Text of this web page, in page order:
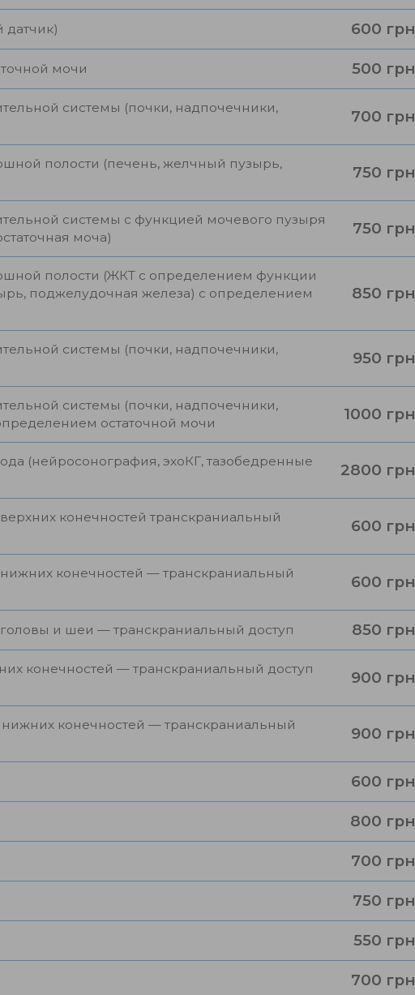
датчик) 600 грн
мочи 500 грн
системы (почки, надпочечники,
700 грн
полости (печень, желчный пузырь,
750 грн
системы с функцией мочевого пузыря
моча)
750 грн
полости (ЖКТ с определением функции
поджелудочная железа) с определением
850 грн
системы (почки, надпочечники,
950 грн
системы (почки, надпочечники,
остаточной мочи
1000 грн
(нейросонография, эхоКГ, тазобедренные
2800 грн
конечностей транскраниальный
600 грн
конечностей — транскраниальный
600 грн
и шеи — транскраниальный доступ 850 грн
конечностей — транскраниальный доступ
900 грн
конечностей — транскраниальный
900 грн
600 грн
800 грн
700 грн
750 грн
550 грн
700 грн